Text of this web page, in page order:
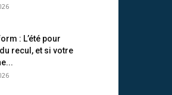
: L’été pour
recul, et si votre